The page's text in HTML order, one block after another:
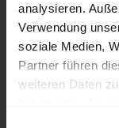
analysieren.
Verwendung
soziale Medien,
Partner führen
weiteren Daten